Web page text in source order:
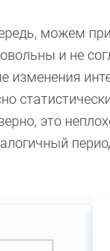
можем
и не
изменения
это